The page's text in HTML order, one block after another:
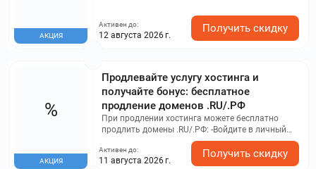
необходимо активировать при создании нового
домена .SITE.
АКЦИЯ
Активен до:
12 августа 2026 г.
Получить скидку
Продлевайте услугу хостинга и
получайте бонус: бесплатное
продление доменов .RU/.РФ
При продлении хостинга можете бесплатно
продлить домены .RU/.РФ: -Войдите в личный
кабинет и откройте карточку домена.
-Убедитесь, что домен можно продлить, и
нажмите «Продлить бесплатно». -Продлите
%
АКЦИЯ
Активен до:
11 августа 2026 г.
Получить скидку